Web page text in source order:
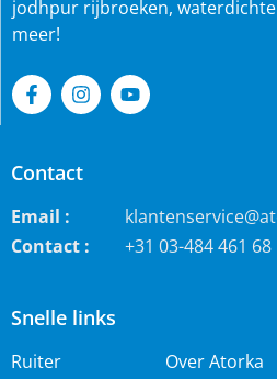
Snelle links
Ruiter
Over Atorka
jodhpur rijbroeken,
meer!
Contact
Email :
Contact :
+31 03-484 461 68